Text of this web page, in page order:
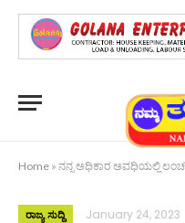
Home » ನನ್ನ ಅಧಿಕಾರ ಅವಧಿಯಲ್ಲಿ ಲಂಚ
ರಾಜ್ಯ ಸುದ್ದಿ January 24, 2023